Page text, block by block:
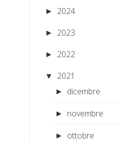
► 2024
► 2023
► 2022
▼ 2021
► dicembre
► novembre
► ottobre